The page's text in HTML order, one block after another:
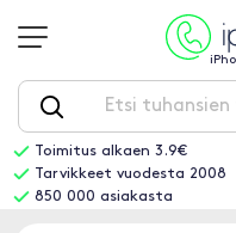
Toimitus alkaen 3.9€
Tarvikkeet vuodesta 2008
850 000 asiakasta